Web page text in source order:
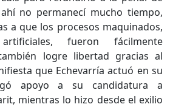
no permanecí mucho tiempo,
a que los procesos maquinados,
fueron fácilmente
logre libertad gracias al
que Echevarría actuó en su
apoyo a su candidatura a
mientras lo hizo desde el exilio